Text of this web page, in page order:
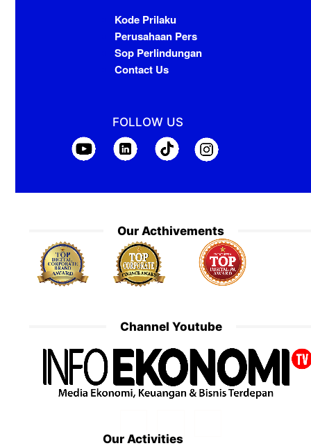
Kode Prilaku
Perusahaan Pers
Sop Perlindungan
Contact Us
FOLLOW US
Our Acthivements
Channel Youtube
Our Activities